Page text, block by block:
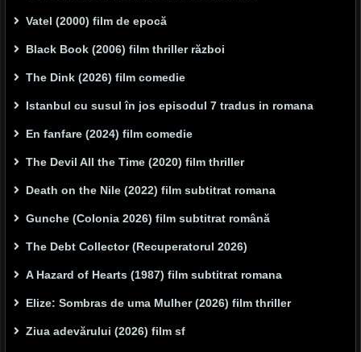
Vatel (2000) film de epocă
Black Book (2006) film thriller război
The Dink (2026) film comedie
Istanbul cu susul în jos episodul 7 tradus in romana
En fanfare (2024) film comedie
The Devil All the Time (2020) film thriller
Death on the Nile (2022) film subtitrat romana
Gunche (Colonia 2026) film subtitrat română
The Debt Collector (Recuperatorul 2026)
A Hazard of Hearts (1987) film subtitrat romana
Elize: Sombras de uma Mulher (2026) film thriller
Ziua adevărului (2026) film sf